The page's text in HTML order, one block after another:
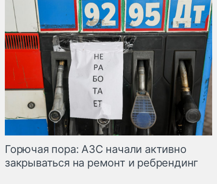
Горючая пора: АЗС начали активно
закрываться на ремонт и ребрендинг